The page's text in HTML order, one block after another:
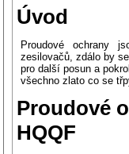
uživatelů:
Úvod
Proudové ochrany
zesilovačů, zdálo by
pro další posun a
všechno zlato co se
Proudové
HQQF